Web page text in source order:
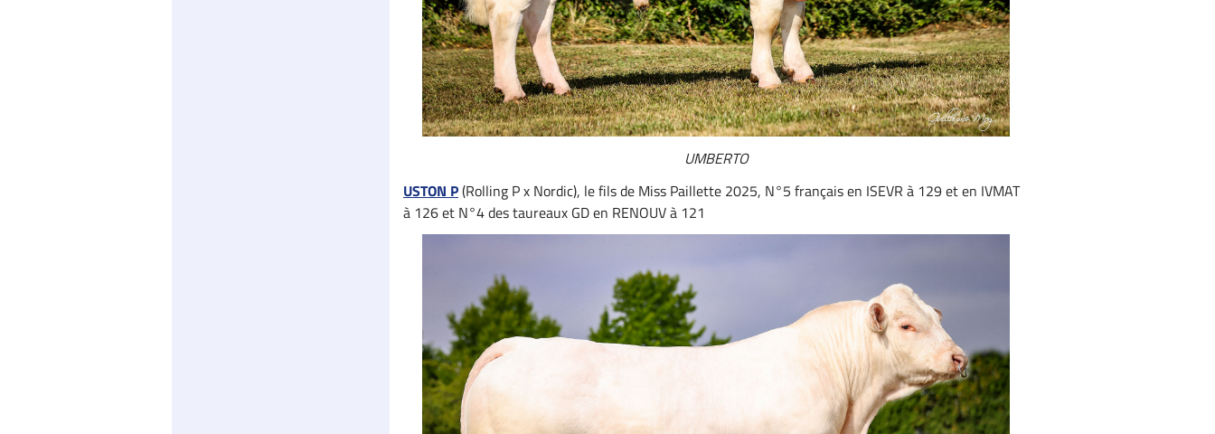
UMBERTO
USTON P(Rolling P x Nordic), le fils de Miss Paillette 2025, N°5 français en ISEVR à 129 et en IVMAT
à 126 et N°4 des taureaux GD en RENOUV à 121